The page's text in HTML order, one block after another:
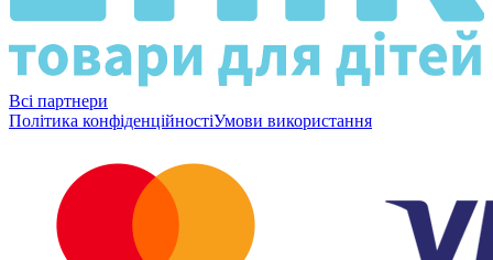
Всі партнери
Політика конфіденційностіУмови використання